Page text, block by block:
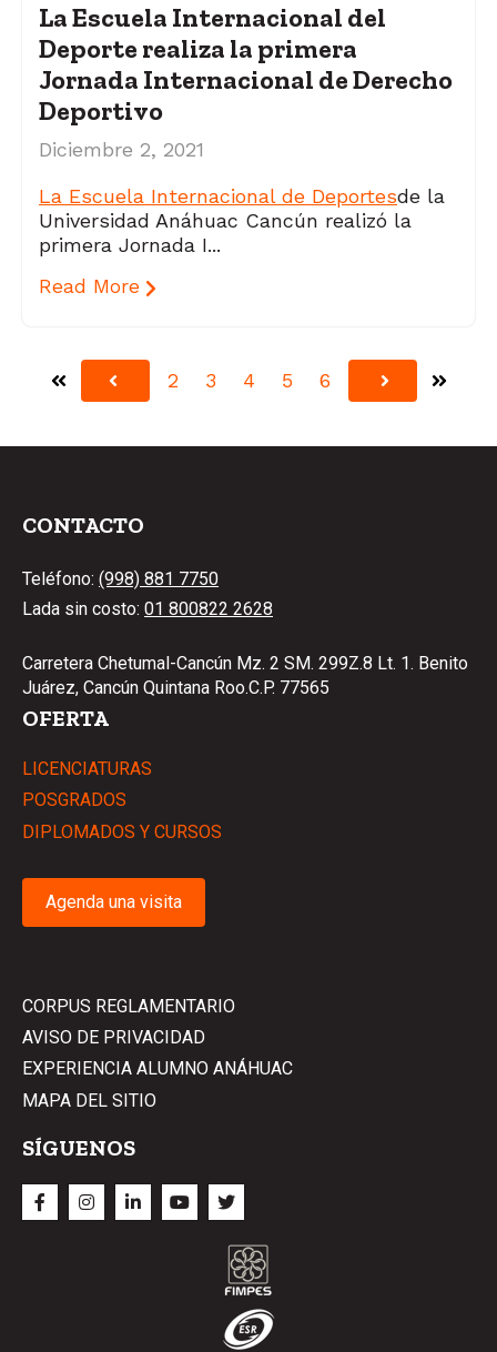
La Escuela Internacional del
Deporte realiza la primera
Jornada Internacional de Derecho
Deportivo
Diciembre 2, 2021
La Escuela Internacional de Deportesde la
Universidad Anáhuac Cancún realizó la
primera Jornada I...
Read More
PrimeraAnterior2 3 4 5 6 SiguienteÚltima
CONTACTO
Teléfono: (998) 881 7750
Lada sin costo: 01 800822 2628
Carretera Chetumal-Cancún Mz. 2 SM. 299Z.8 Lt. 1. Benito
Juárez, Cancún Quintana Roo.C.P. 77565
OFERTA
LICENCIATURAS
POSGRADOS
DIPLOMADOS Y CURSOS
Agenda una visita
CORPUS REGLAMENTARIO
AVISO DE PRIVACIDAD
EXPERIENCIA ALUMNO ANÁHUAC
MAPA DEL SITIO
SÍGUENOS